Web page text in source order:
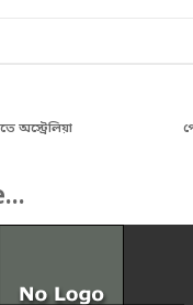
অস্ট্রেলিয়া